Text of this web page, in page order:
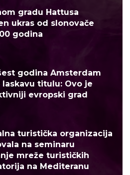
gradu Hattusa
ukras od slonovače
godina
godina Amsterdam
titulu: Ovo je
evropski grad
turistička organizacija
na seminaru
mreže turističkih
na Mediteranu